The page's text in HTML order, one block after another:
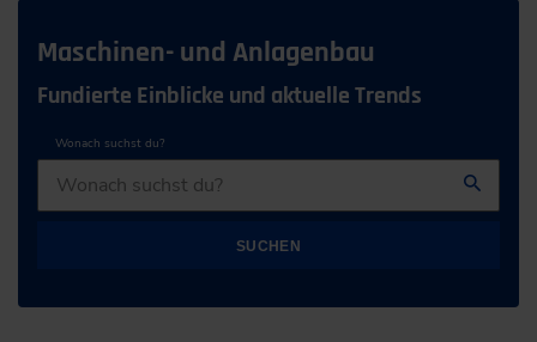
Maschinen- und Anlagenbau
Fundierte Einblicke und aktuelle Trends
Wonach suchst du?
SUCHEN